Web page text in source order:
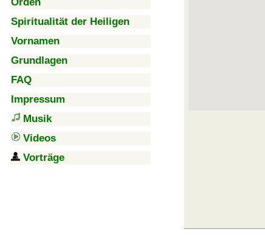
Spiritualität der Heiligen
Vornamen
Grundlagen
FAQ
Impressum
Musik
Videos
Vorträge